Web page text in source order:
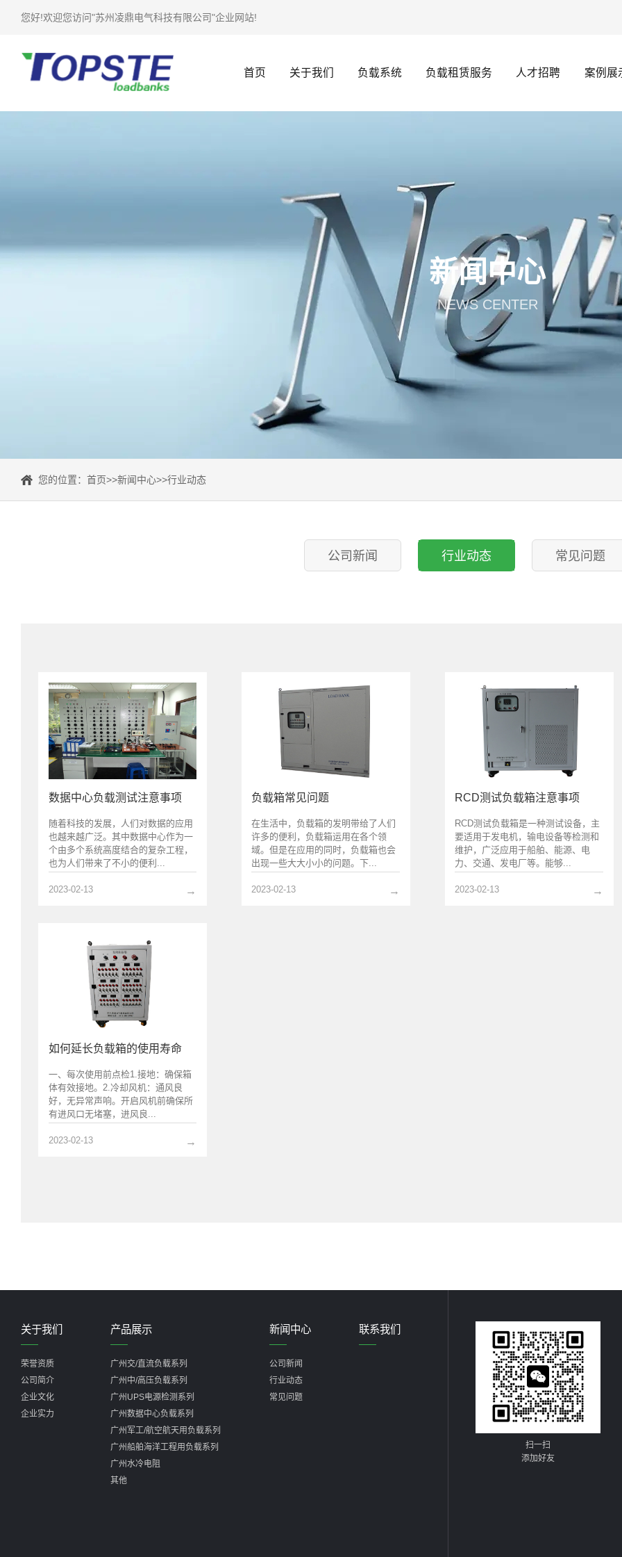
您好!欢迎您访问"苏州凌鼎电气科技有限公司"企业网站!
首页 关于我们 负载系统 负载租赁服务 人才招聘 案例展
新闻中心
NEWS CENTER
您的位置： 首页>>新闻中心>>行业动态
公司新闻 行业动态 常见问题
数据中心负载测试注意事项
随着科技的发展，人们对数据的应用
也越来越广泛。其中数据中心作为一
个由多个系统高度结合的复杂工程，
也为人们带来了不小的便利...
→
2023-02-13
负载箱常见问题
在生活中，负载箱的发明带给了人们
许多的便利，负载箱运用在各个领
域。但是在应用的同时，负载箱也会
出现一些大大小小的问题。下...
→
2023-02-13
RCD测试负载箱注意事项
RCD测试负载箱是一种测试设备，主
要适用于发电机，输电设备等检测和
维护，广泛应用于船舶、能源、电
力、交通、发电厂等。能够...
→
2023-02-13
如何延长负载箱的使用寿命
一、每次使用前点检1.接地：确保箱
体有效接地。2.冷却风机：通风良
好，无异常声响。开启风机前确保所
有进风口无堵塞，进风良...
→
2023-02-13
关于我们
荣誉资质
公司简介
企业文化
企业实力
产品展示
广州交/直流负载系列
广州中/高压负载系列
广州UPS电源检测系列
广州数据中心负载系列
广州军工/航空航天用负载系列
广州船舶海洋工程用负载系列
广州水冷电阻
其他
新闻中心
公司新闻
行业动态
常见问题
联系我们
扫一扫
添加好友